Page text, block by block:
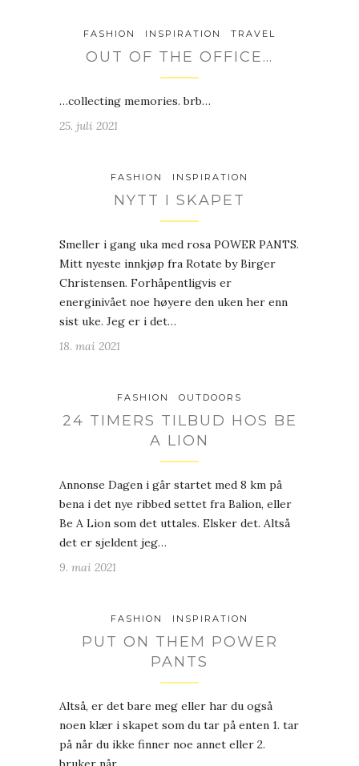
FASHION INSPIRATION TRAVEL
OUT OF THE OFFICE…
…collecting memories. brb…
25. juli 2021
FASHION INSPIRATION
NYTT I SKAPET
Smeller i gang uka med rosa POWER PANTS.
Mitt nyeste innkjøp fra Rotate by Birger
Christensen. Forhåpentligvis er
energinivået noe høyere den uken her enn
sist uke. Jeg er i det…
18. mai 2021
FASHION OUTDOORS
24 TIMERS TILBUD HOS BE
A LION
Annonse Dagen i går startet med 8 km på
bena i det nye ribbed settet fra Balion, eller
Be A Lion som det uttales. Elsker det. Altså
det er sjeldent jeg…
9. mai 2021
FASHION INSPIRATION
PUT ON THEM POWER
PANTS
Altså, er det bare meg eller har du også
noen klær i skapet som du tar på enten 1. tar
på når du ikke finner noe annet eller 2.